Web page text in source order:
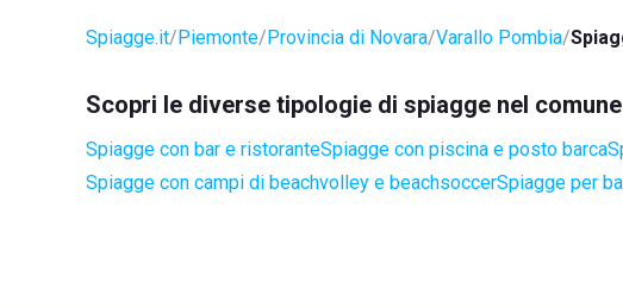
Spiagge.it Piemonte Provincia di Novara Varallo Pombia
Scopri le diverse tipologie di spiagge nel
Spiagge con bar e ristoranteSpiagge con piscina e posto barca
Spiagge con campi di beachvolley e beachsoccerSpiagge per